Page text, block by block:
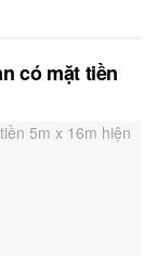
có mặt tiền